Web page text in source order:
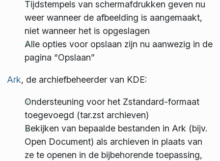
Tijdstempels van schermafdrukken geven nu
weer wanneer de afbeelding is aangemaakt,
niet wanneer het is opgeslagen
Alle opties voor opslaan zijn nu aanwezig in de
pagina “Opslaan”
Ark, de archiefbeheerder van KDE:
Ondersteuning voor het Zstandard-formaat
toegevoegd (tar.zst archieven)
Bekijken van bepaalde bestanden in Ark (bijv.
Open Document) als archieven in plaats van
ze te openen in de bijbehorende toepassing,